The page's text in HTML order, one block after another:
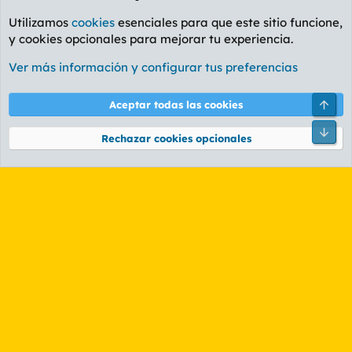
Foro General
Cookies
PL OLDSTYLE AMARILLO
Términos y reglas Política de privacidad Ayuda
Community platform by XenForo® © 2010-2026 XenForo Ltd.
Utilizamos cookies esenciales para que este sitio funcione,
y cookies opcionales para mejorar tu experiencia.
Ver más información y configurar tus preferencias
Aceptar todas las cookies
Rechazar cookies opcionales
Pie